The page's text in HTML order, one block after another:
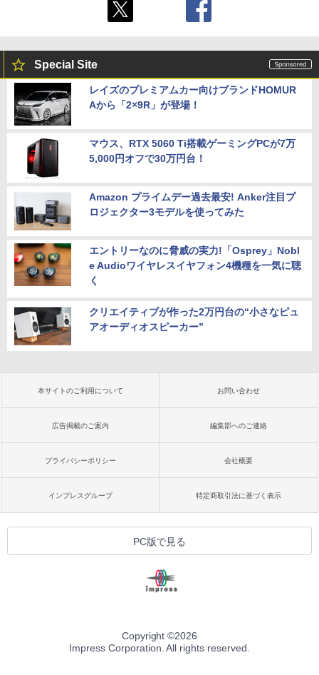
Special Site
レイズのプレミアムカー向けブランドHOMUR
Aから「2×9R」が登場！
マウス、RTX 5060 Ti搭載ゲーミングPCが7万
5,000円オフで30万円台！
Amazon プライムデー過去最安! Anker注目プ
ロジェクター3モデルを使ってみた
エントリーなのに脅威の実力!「Osprey」Nobl
e Audioワイヤレスイヤフォン4機種を一気に聴
く
クリエイティブが作った2万円台の“小さなピュ
アオーディオスピーカー”
本サイトのご利用について お問い合わせ
広告掲載のご案内 編集部へのご連絡
プライバシーポリシー 会社概要
インプレスグループ 特定商取引法に基づく表示
PC版で見る
Copyright ©2026
Impress Corporation. All rights reserved.